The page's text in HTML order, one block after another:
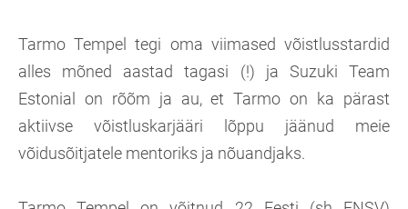
Tarmo Tempel tegi oma viimased võistlusstardid
alles mõned aastad tagasi (!) ja Suzuki Team
Estonial on rõõm ja au, et Tarmo on ka pärast
aktiivse võistluskarjääri lõppu jäänud meie
võidusõitjatele mentoriks ja nõuandjaks.